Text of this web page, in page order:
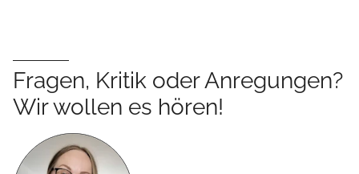
Fragen, Kritik oder Anregungen?
Wir wollen es hören!